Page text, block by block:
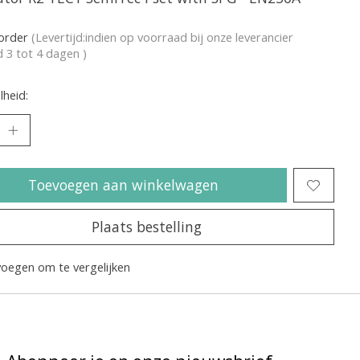
(Levertijd:indien op voorraad bij onze leverancier
3 tot 4 dagen )
Toevoegen aan winkelwagen
Plaats bestelling
om te vergelijken